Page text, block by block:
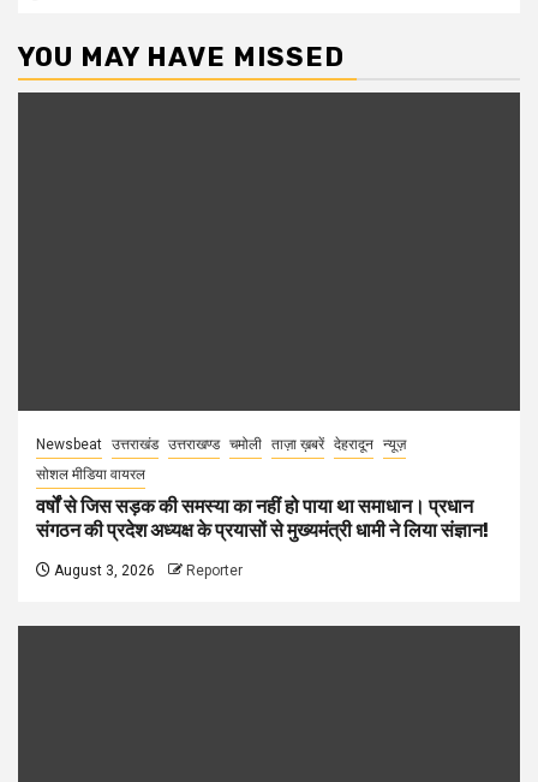
YOU MAY HAVE MISSED
Newsbeat उत्तराखंड उत्तराखण्ड चमोली ताज़ा ख़बरें देहरादून न्यूज़
सोशल मीडिया वायरल
वर्षों से जिस सड़क की समस्या का नहीं हो पाया था समाधान। प्रधान
संगठन की प्रदेश अध्यक्ष के प्रयासों से मुख्यमंत्री धामी ने लिया संज्ञान!
August 3, 2026 Reporter